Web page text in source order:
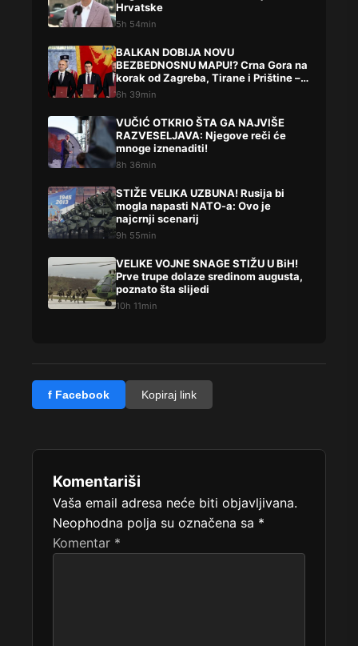
Hrvatske
5h 54min
BALKAN DOBIJA NOVU
BEZBEDNOSNU MAPU!? Crna Gora na
korak od Zagreba, Tirane i Prištine –
detalji koji su podigli prašinu
6h 39min
VUČIĆ OTKRIO ŠTA GA NAJVIŠE
RAZVESELJAVA: Njegove reči će
mnoge iznenaditi!
8h 36min
STIŽE VELIKA UZBUNA! Rusija bi
mogla napasti NATO-a: Ovo je
najcrnji scenarij
9h 55min
VELIKE VOJNE SNAGE STIŽU U BiH!
Prve trupe dolaze sredinom augusta,
poznato šta slijedi
10h 11min
f Facebook Kopiraj link
Komentariši
Vaša email adresa neće biti objavljivana.
Neophodna polja su označena sa *
Komentar *